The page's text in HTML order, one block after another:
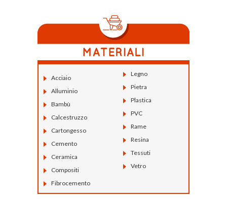
Acciaio
Alluminio
Bambù
Calcestruzzo
Cartongesso
Cemento
Ceramica
Compositi
Fibrocemento
Legno
Pietra
Plastica
PVC
Rame
Resina
Tessuti
Vetro